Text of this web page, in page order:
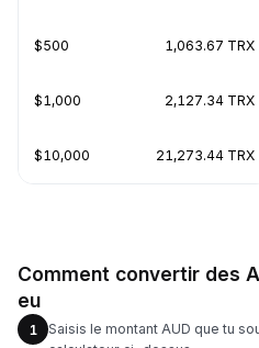
$500 1,063.67 TRX
$1,000 2,127.34 TRX
$10,000 21,273.44 TRX
Comment convertir des
eu
1
Saisis le montant AUD que tu